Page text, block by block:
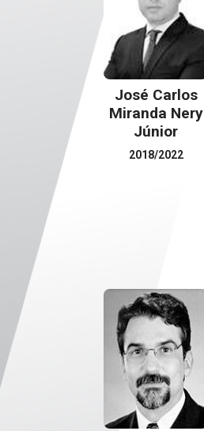
José Carlos
Miranda Nery
Júnior
2018/2022